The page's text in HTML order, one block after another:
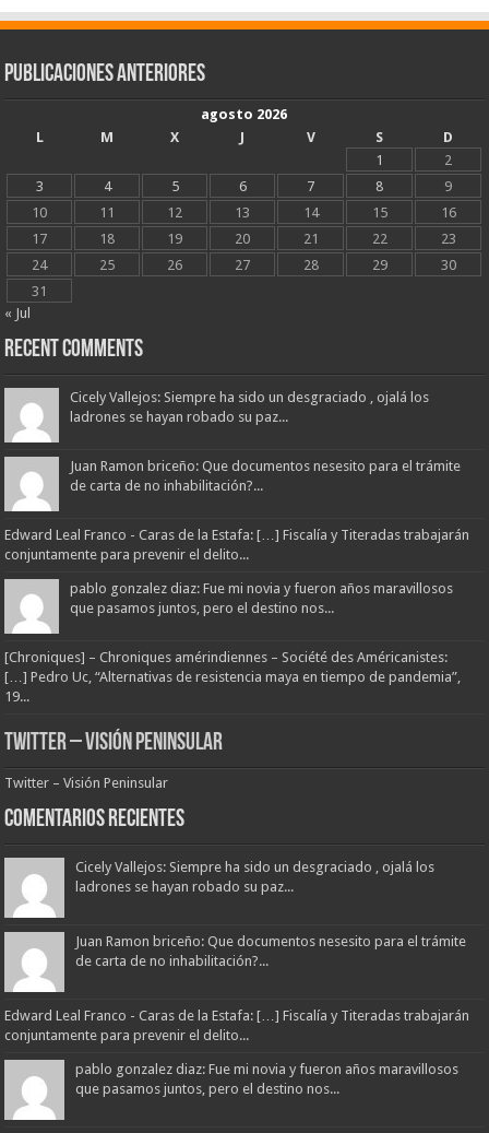
Publicaciones Anteriores
agosto 2026
L
M X J V S
D
1
2
3
4 5 6 7 8
9
10
11 12 13 14 15
16
17
18 19 20 21 22
23
24
25 26 27 28 29
30
31
« Jul
Recent Comments
Cicely Vallejos: Siempre ha sido un desgraciado , ojalá los
ladrones se hayan robado su paz...
Juan Ramon briceño: Que documentos nesesito para el trámite
de carta de no inhabilitación?...
Edward Leal Franco - Caras de la Estafa: […] Fiscalía y Titeradas trabajarán
conjuntamente para prevenir el delito...
pablo gonzalez diaz: Fue mi novia y fueron años maravillosos
que pasamos juntos, pero el destino nos...
[Chroniques] – Chroniques amérindiennes – Société des Américanistes:
[…] Pedro Uc, “Alternativas de resistencia maya en tiempo de pandemia”,
19...
Twitter – Visión Peninsular
Twitter – Visión Peninsular
Comentarios Recientes
Cicely Vallejos: Siempre ha sido un desgraciado , ojalá los
ladrones se hayan robado su paz...
Juan Ramon briceño: Que documentos nesesito para el trámite
de carta de no inhabilitación?...
Edward Leal Franco - Caras de la Estafa: […] Fiscalía y Titeradas trabajarán
conjuntamente para prevenir el delito...
pablo gonzalez diaz: Fue mi novia y fueron años maravillosos
que pasamos juntos, pero el destino nos...